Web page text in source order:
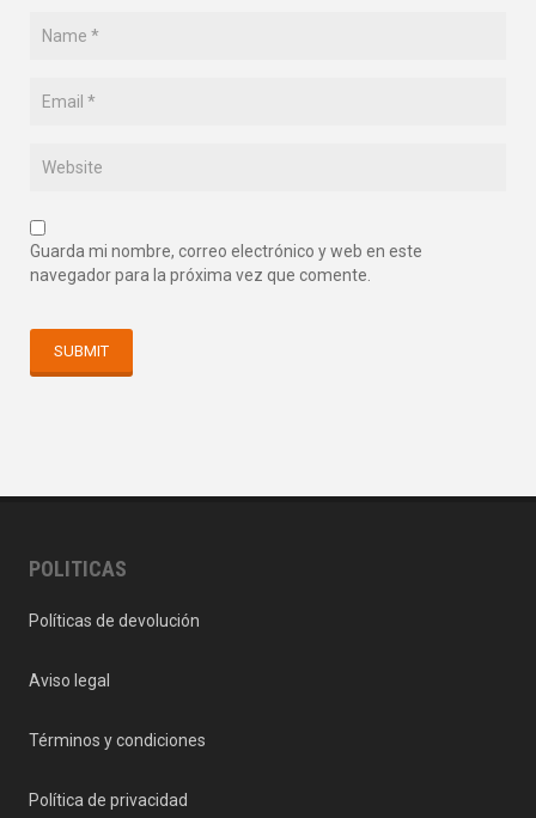
Guarda mi nombre, correo electrónico y web en este
navegador para la próxima vez que comente.
POLITICAS
Políticas de devolución
Aviso legal
Términos y condiciones
Política de privacidad